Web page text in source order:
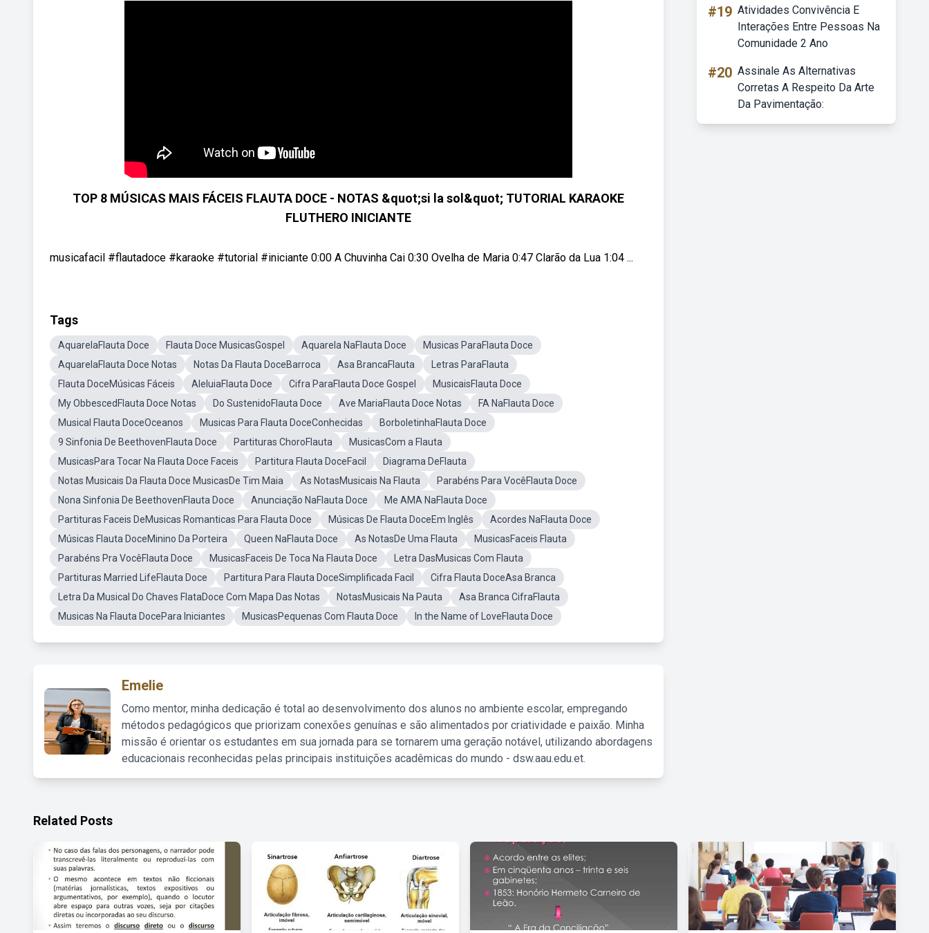
TOP 8 MÚSICAS MAIS FÁCEIS FLAUTA DOCE - NOTAS &quot;si la sol&quot; TUTORIAL KARAOKE
FLUTHERO INICIANTE
musicafacil #flautadoce #karaoke #tutorial #iniciante 0:00 A Chuvinha Cai 0:30 Ovelha de Maria 0:47 Clarão da Lua 1:04 ...
Tags
AquarelaFlauta Doce Flauta Doce MusicasGospel Aquarela NaFlauta Doce
Musicas ParaFlauta Doce
AquarelaFlauta Doce Notas
Notas Da Flauta DoceBarroca Asa BrancaFlauta
Letras ParaFlauta
Flauta DoceMúsicas Fáceis
AleluiaFlauta Doce Cifra ParaFlauta Doce Gospel
MusicaisFlauta Doce
My ObbescedFlauta Doce Notas
Do SustenidoFlauta Doce Ave MariaFlauta Doce Notas
FA NaFlauta Doce
Musical Flauta DoceOceanos
Musicas Para Flauta DoceConhecidas
BorboletinhaFlauta Doce
9 Sinfonia De BeethovenFlauta Doce
Partituras ChoroFlauta
MusicasCom a Flauta
MusicasPara Tocar Na Flauta Doce Faceis
Partitura Flauta DoceFacil
Diagrama DeFlauta
Notas Musicais Da Flauta Doce MusicasDe Tim Maia
As NotasMusicais Na Flauta
Parabéns Para VocêFlauta Doce
Nona Sinfonia De BeethovenFlauta Doce
Anunciação NaFlauta Doce
Me AMA NaFlauta Doce
Partituras Faceis DeMusicas Romanticas Para Flauta Doce
Músicas De Flauta DoceEm Inglês
Acordes NaFlauta Doce
Músicas Flauta DoceMinino Da Porteira
Queen NaFlauta Doce As NotasDe Uma Flauta
MusicasFaceis Flauta
Parabéns Pra VocêFlauta Doce
MusicasFaceis De Toca Na Flauta Doce
Letra DasMusicas Com Flauta
Partituras Married LifeFlauta Doce
Partitura Para Flauta DoceSimplificada Facil
Cifra Flauta DoceAsa Branca
Letra Da Musical Do Chaves FlataDoce Com Mapa Das Notas
NotasMusicais Na Pauta
Asa Branca CifraFlauta
Musicas Na Flauta DocePara Iniciantes
MusicasPequenas Com Flauta Doce In the Name of LoveFlauta Doce
Emelie
Como mentor, minha dedicação é total ao desenvolvimento dos alunos no ambiente escolar, empregando
métodos pedagógicos que priorizam conexões genuínas e são alimentados por criatividade e paixão. Minha
missão é orientar os estudantes em sua jornada para se tornarem uma geração notável, utilizando abordagens
educacionais reconhecidas pelas principais instituições acadêmicas do mundo - dsw.aau.edu.et.
#19 Atividades Convivência E
Interações Entre Pessoas Na
Comunidade 2 Ano
#20 Assinale As Alternativas
Corretas A Respeito Da Arte
Da Pavimentação:
Related Posts